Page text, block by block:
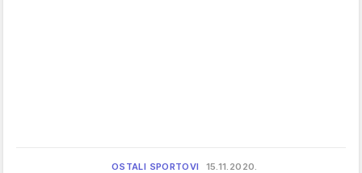
OSTALI SPORTOVI 15.11.2020.